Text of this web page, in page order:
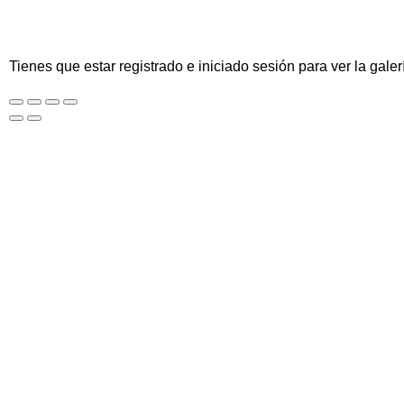
Tienes que estar registrado e iniciado sesión para ver la